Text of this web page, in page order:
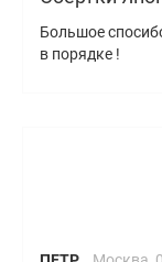
Большое
в порядке !